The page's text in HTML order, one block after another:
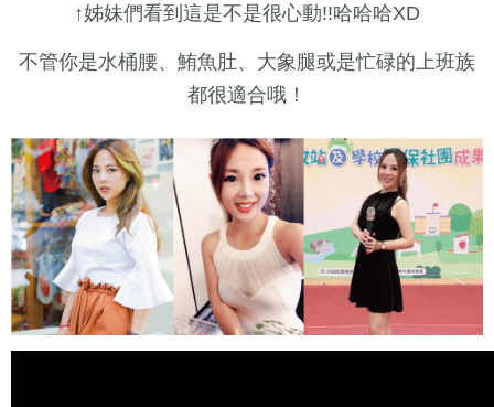
↑姊妹們看到這是不是很心動!!哈哈哈XD
不管你是水桶腰、鮪魚肚、大象腿或是忙碌的上班族
都很適合哦！